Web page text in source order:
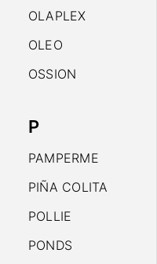
OLAPLEX
OLEO
OSSION
P
PAMPERME
PIÑA COLITA
POLLIE
PONDS